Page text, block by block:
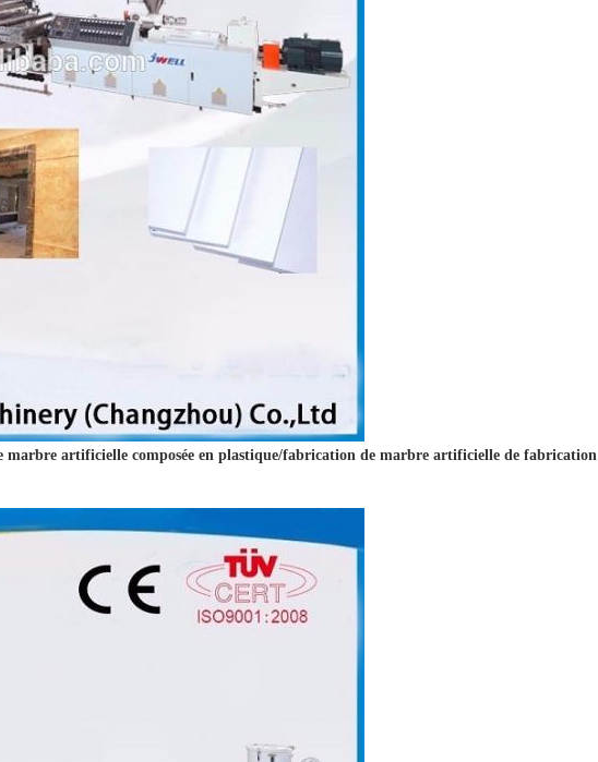
artificielle composée en plastique/fabrication de marbre artificielle de fabrication